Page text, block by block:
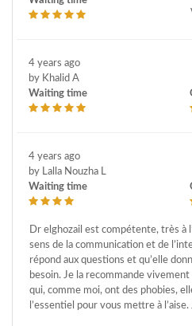
4 years ago
by Khalid A
Waiting time
4 years ago
by Lalla Nouzha L
Waiting time
Dr elghozail est compétente, très à
sens de la communication et de
répond aux questions et qu’elle
besoin. Je la recommande
qui, comme moi, ont des phobies,
l’essentiel pour vous mettre à l’aise.